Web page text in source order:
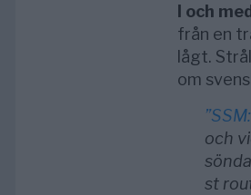
I och
från en
lågt.
om
och
st